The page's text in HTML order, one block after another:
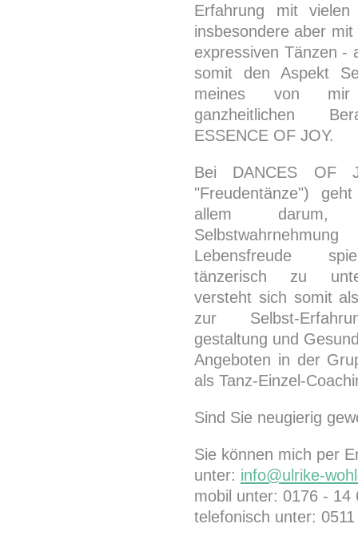
Erfahrung mit vielen
insbesondere aber
expressiven Tänzen -
somit den Aspekt
meines von mir
ganzheitlichen
ESSENCE OF JOY.
Bei DANCES OF
"Freudentänze")
allem darum,
Lebensfreude
tänzerisch zu
versteht sich somit
zur Selbst-
gestaltung und
Angeboten in der
als Tanz-Einzel-
Sind Sie neugierig
Sie können mich per
unter: info@ulrike-
mobil unter: 0176 - 14
telefonisch unter: